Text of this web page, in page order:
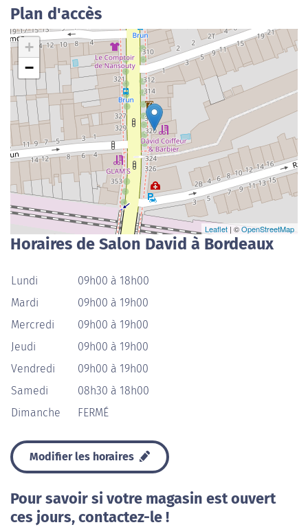
Plan d'accès
+
−
Leaflet | ©OpenStreetMap
Horaires de Salon David à Bordeaux
Lundi
09h00 à 18h00
Mardi
09h00 à 19h00
Mercredi
09h00 à 19h00
Jeudi
09h00 à 19h00
Vendredi
09h00 à 19h00
Samedi
08h30 à 18h00
Dimanche
FERMÉ
Modifier les horaires
Pour savoir si votre magasin est ouvert
ces jours, contactez-le !